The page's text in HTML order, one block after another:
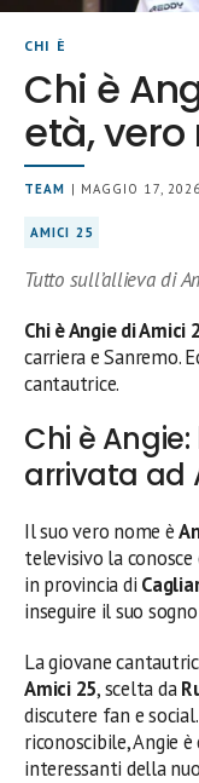
CHI È
Chi è
età,
TEAM | MAGGIO 17, 2026
AMICI 25
Tutto sull’allieva di
Chi è Angie di Amici
carriera e Sanremo.
cantautrice.
Chi è
arrivata ad
Il suo vero nome è
televisivo la
in provincia di
inseguire il suo
La giovane
Amici 25, scelta da
discutere fan e
riconoscibile, Angie
interessanti della